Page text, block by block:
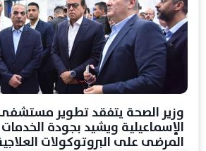
وزير الصحة يتفقد تطوير
الإسماعيلية ويشيد بجودة
المرضى على البروتوكولات